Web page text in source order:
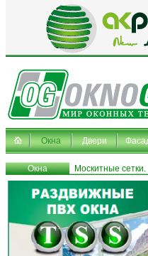
Окна Двери
Окна Москитные